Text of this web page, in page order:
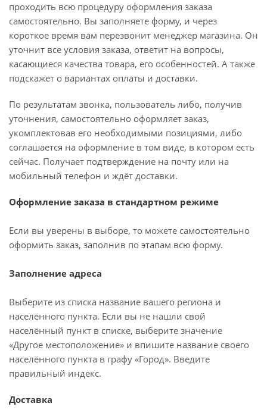
проходить всю процедуру оформления заказа
самостоятельно. Вы заполняете форму, и через
короткое время вам перезвонит менеджер магазина. Он
уточнит все условия заказа, ответит на вопросы,
касающиеся качества товара, его особенностей. А также
подскажет о вариантах оплаты и доставки.
По результатам звонка, пользователь либо, получив
уточнения, самостоятельно оформляет заказ,
укомплектовав его необходимыми позициями, либо
соглашается на оформление в том виде, в котором есть
сейчас. Получает подтверждение на почту или на
мобильный телефон и ждёт доставки.
Оформление заказа в стандартном режиме
Если вы уверены в выборе, то можете самостоятельно
оформить заказ, заполнив по этапам всю форму.
Заполнение адреса
Выберите из списка название вашего региона и
населённого пункта. Если вы не нашли свой
населённый пункт в списке, выберите значение
«Другое местоположение» и впишите название своего
населённого пункта в графу «Город». Введите
правильный индекс.
Доставка